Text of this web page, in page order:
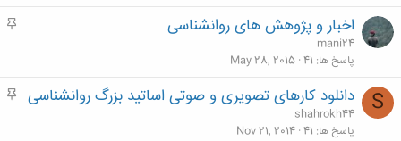
م
اخبار و پژوهش های روانشناسی
mani24
پاسخ ها 41
May 28, 2015
S
م
دانلود کارهای تصویری و صوتی اساتید بزرگ روانشناسی
shahrokh44
پاسخ ها 41
Nov 21, 2014